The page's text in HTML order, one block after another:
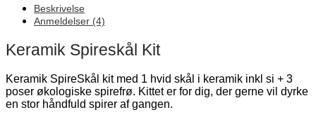
Beskrivelse
Anmeldelser (4)
Keramik Spireskål Kit
Keramik SpireSkål kit med 1 hvid skål i keramik inkl si + 3
poser økologiske spirefrø. Kittet er for dig, der gerne vil dyrke
en stor håndfuld spirer af gangen.